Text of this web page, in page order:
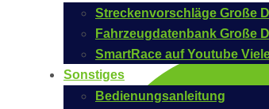
Streckenvorschläge Große
Fahrzeugdatenbank Große
SmartRace auf Youtube
Sonstiges
Bedienungsanleitung